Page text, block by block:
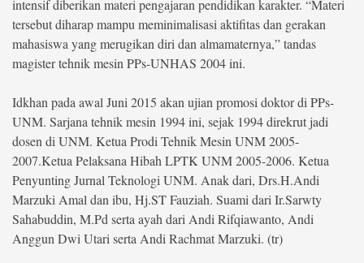
©
Copyright
2026
.
All
Right
Reserved
intensif diberikan materi pengajaran pendidikan karakter. “Materi
tersebut diharap mampu meminimalisasi aktifitas dan gerakan
mahasiswa yang merugikan diri dan almamaternya,” tandas
magister tehnik mesin PPs-UNHAS 2004 ini.
Idkhan pada awal Juni 2015 akan ujian promosi doktor di PPs-
UNM. Sarjana tehnik mesin 1994 ini, sejak 1994 direkrut jadi
dosen di UNM. Ketua Prodi Tehnik Mesin UNM 2005-
2007.Ketua Pelaksana Hibah LPTK UNM 2005-2006. Ketua
Penyunting Jurnal Teknologi UNM. Anak dari, Drs.H.Andi
Marzuki Amal dan ibu, Hj.ST Fauziah. Suami dari Ir.Sarwty
Sahabuddin, M.Pd serta ayah dari Andi Rifqiawanto, Andi
Anggun Dwi Utari serta Andi Rachmat Marzuki. (tr)